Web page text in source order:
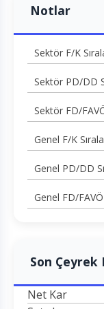
Notlar
Sektör F/K
Sektör PD/DD
Sektör FD/
Genel F/K
Genel PD/DD
Genel FD/
Son Çeyrek
Net Kar